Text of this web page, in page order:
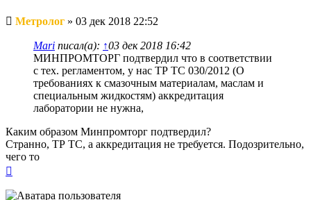
Непрочитанное
сообщение
Метролог » 03 дек 2018 22:52
Mari писал(а): ↑03 дек 2018 16:42
МИНПРОМТОРГ подтвердил что в соответствии
с тех. регламентом, у нас ТР ТС 030/2012 (О
требованиях к смазочным материалам, маслам и
специальным жидкостям) аккредитация
лаборатории не нужна,
Каким образом Минпромторг подтвердил?
Странно, ТР ТС, а аккредитация не требуется. Подозрительно,
чего то
началу